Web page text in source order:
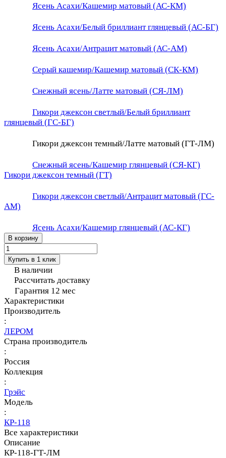
Ясень Асахи/Кашемир матовый (АС-КМ)
Ясень Асахи/Белый бриллиант глянцевый (АС-БГ)
Ясень Асахи/Антрацит матовый (АС-АМ)
Серый кашемир/Кашемир матовый (СК-КМ)
Снежный ясень/Латте матовый (СЯ-ЛМ)
Гикори джексон светлый/Белый бриллиант
глянцевый (ГС-БГ)
Гикори джексон темный/Латте матовый (ГТ-ЛМ)
Снежный ясень/Кашемир глянцевый (СЯ-КГ)
Гикори джексон темный (ГТ)
Гикори джексон светлый/Антрацит матовый (ГС-
АМ)
Ясень Асахи/Кашемир глянцевый (АС-КГ)
В корзину
Купить в 1 клик
В наличии
Рассчитать доставку
Гарантия 12 мес
Характеристики
Производитель
:
ЛЕРОМ
Страна производитель
:
Россия
Коллекция
:
Грэйс
Модель
:
КР-118
Все характеристики
Описание
КР-118-ГТ-ЛМ